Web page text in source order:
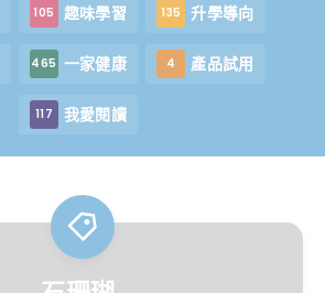
105 趣味學習 135 升學導向
465 一家健康 4 產品試用
117 我愛閱讀